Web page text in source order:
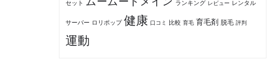
セット ランキング レビュー レンタル
サーバー ロリポップ 健康 口コミ 比較 育毛 育毛剤 脱毛 評判
運動